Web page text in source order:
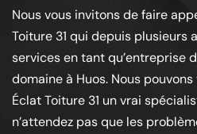
Nous vous invitons de faire
Toiture 31 qui depuis plusieurs
services en tant qu’entreprise
domaine à Huos. Nous
Éclat Toiture 31 un vrai
n’attendez pas que les